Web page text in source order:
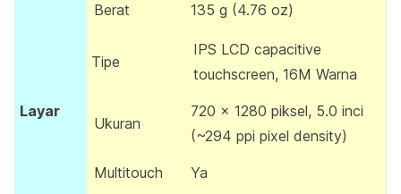
Berat 135 g (4.76 oz)
Layar
Tipe
IPS LCD capacitive
touchscreen, 16M Warna
Ukuran
720 x 1280 piksel, 5.0 inci
(~294 ppi pixel density)
Multitouch Ya